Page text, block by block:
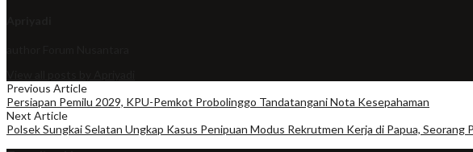
Previous Article
Persiapan Pemilu 2029, KPU-Pemkot Probolinggo Tandatangani Nota Kesepahaman
Next Article
Polsek Sungkai Selatan Ungkap Kasus Penipuan Modus Rekrutmen Kerja di Papua, Seorang